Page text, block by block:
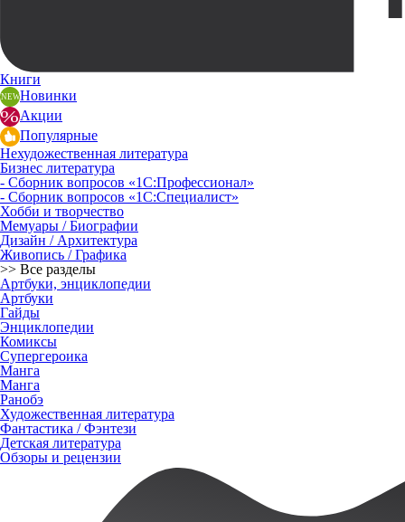
Книги
Новинки
Акции
Популярные
Нехудожественная литература
Бизнес литература
- Сборник вопросов «1С:Профессионал»
- Сборник вопросов «1С:Специалист»
Хобби и творчество
Мемуары / Биографии
Дизайн / Архитектура
Живопись / Графика
>> Все разделы
Артбуки, энциклопедии
Артбуки
Гайды
Энциклопедии
Комиксы
Супергероика
Манга
Манга
Ранобэ
Художественная литература
Фантастика / Фэнтези
Детская литература
Обзоры и рецензии